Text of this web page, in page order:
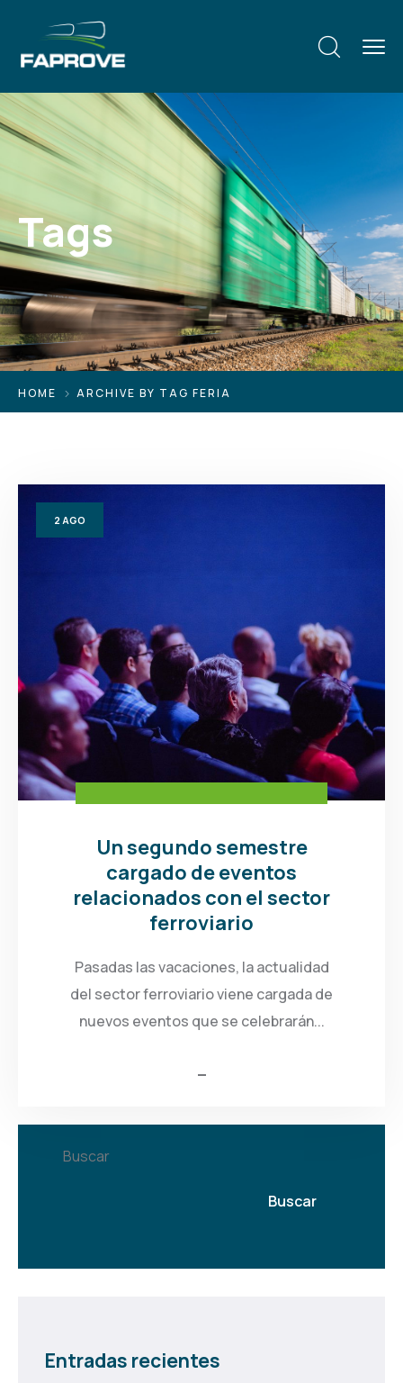
Tags
HOME ARCHIVE BY TAG FERIA
2AGO
Un segundo semestre
cargado de eventos
relacionados con el sector
ferroviario
Pasadas las vacaciones, la actualidad
del sector ferroviario viene cargada de
nuevos eventos que se celebrarán...
Buscar
Buscar
Entradas recientes